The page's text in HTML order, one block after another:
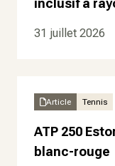
inclusif a
31 juillet 2026
Article Tennis
ATP 250
blanc-rouge